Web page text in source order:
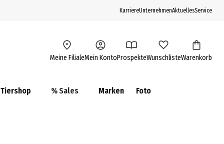
KarriereUnternehmenAktuellesService
Meine FilialeMein KontoProspekteWunschlisteWarenkorb
Tiershop % Sales Marken Foto